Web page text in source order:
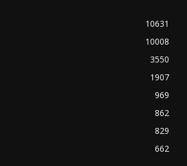
10631
10008
3550
1907
969
862
829
662